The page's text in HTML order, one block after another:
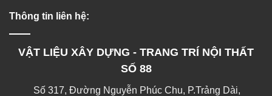
Thông tin liên hệ:
VẬT LIỆU XÂY DỰNG - TRANG TRÍ NỘI THẤT
SỐ 88
Số 317, Đường Nguyễn Phúc Chu, P.Trảng Dài,